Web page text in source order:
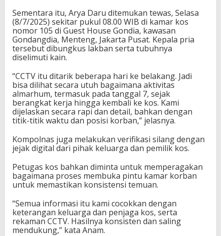
Sementara itu, Arya Daru ditemukan tewas, Selasa
(8/7/2025) sekitar pukul 08.00 WIB di kamar kos
nomor 105 di Guest House Gondia, kawasan
Gondangdia, Menteng, Jakarta Pusat. Kepala pria
tersebut dibungkus lakban serta tubuhnya
diselimuti kain.
“CCTV itu ditarik beberapa hari ke belakang. Jadi
bisa dilihat secara utuh bagaimana aktivitas
almarhum, termasuk pada tanggal 7, sejak
berangkat kerja hingga kembali ke kos. Kami
dijelaskan secara rapi dan detail, bahkan dengan
titik-titik waktu dan posisi korban,” jelasnya.
Kompolnas juga melakukan verifikasi silang dengan
jejak digital dari pihak keluarga dan pemilik kos.
Petugas kos bahkan diminta untuk memperagakan
bagaimana proses membuka pintu kamar korban
untuk memastikan konsistensi temuan.
“Semua informasi itu kami cocokkan dengan
keterangan keluarga dan penjaga kos, serta
rekaman CCTV. Hasilnya konsisten dan saling
mendukung,” kata Anam.